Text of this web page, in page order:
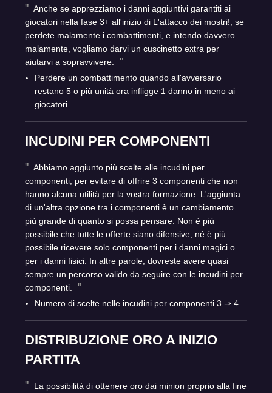
Anche se apprezziamo i danni aggiuntivi garantiti ai
giocatori nella fase 3+ all'inizio di L'attacco dei mostri!, se
perdete malamente i combattimenti, e intendo davvero
malamente, vogliamo darvi un cuscinetto extra per
aiutarvi a sopravvivere.
Perdere un combattimento quando all'avversario
restano 5 o più unità ora infligge 1 danno in meno ai
giocatori
INCUDINI PER COMPONENTI
Abbiamo aggiunto più scelte alle incudini per
componenti, per evitare di offrire 3 componenti che non
hanno alcuna utilità per la vostra formazione. L'aggiunta
di un'altra opzione tra i componenti è un cambiamento
più grande di quanto si possa pensare. Non è più
possibile che tutte le offerte siano difensive, né è più
possibile ricevere solo componenti per i danni magici o
per i danni fisici. In altre parole, dovreste avere quasi
sempre un percorso valido da seguire con le incudini per
componenti.
Numero di scelte nelle incudini per componenti 3 ⇒ 4
DISTRIBUZIONE ORO A INIZIO
PARTITA
La possibilità di ottenere oro dai minion proprio alla fine